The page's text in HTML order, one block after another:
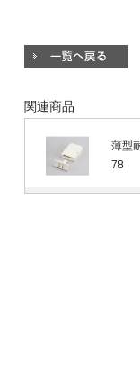
関連商品
薄型
78